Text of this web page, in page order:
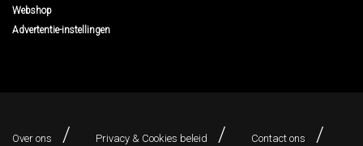
Webshop
Advertentie-instellingen
Over ons Privacy & Cookies beleid Contact ons